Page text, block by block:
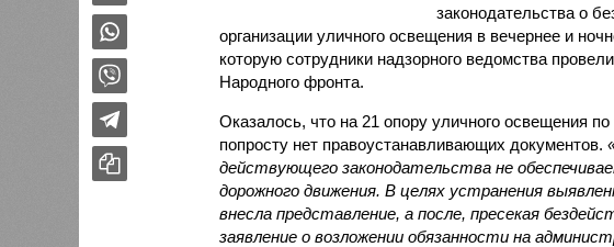
законодательства о
организации уличного освещения в вечернее и
которую сотрудники надзорного ведомства
Народного фронта.
Оказалось, что на 21 опору уличного освещения
попросту нет правоустанавливающих документов.
действующего законодательства не
дорожного движения. В целях устранения
внесла представление, а после, пресекая
заявление о возложении обязанности на